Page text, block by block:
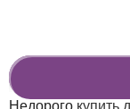
Недорого купить